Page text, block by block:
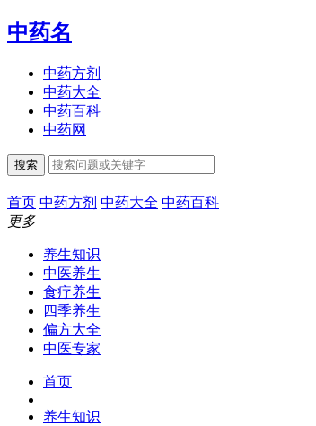
中药名
中药方剂
中药大全
中药百科
中药网
搜索
首页 中药方剂 中药大全 中药百科
更多
养生知识
中医养生
食疗养生
四季养生
偏方大全
中医专家
首页
养生知识